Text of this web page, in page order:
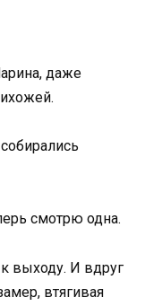
даже
смотрю одна.
выходу. И вдруг
втягивая